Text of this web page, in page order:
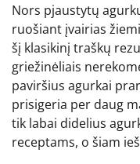
Nors pjaustytų
ruošiant įvairias
šį klasikinį traškų
griežinėliais
paviršius agurkai
prisigeria per daug
tik labai didelius
receptams, o šiam